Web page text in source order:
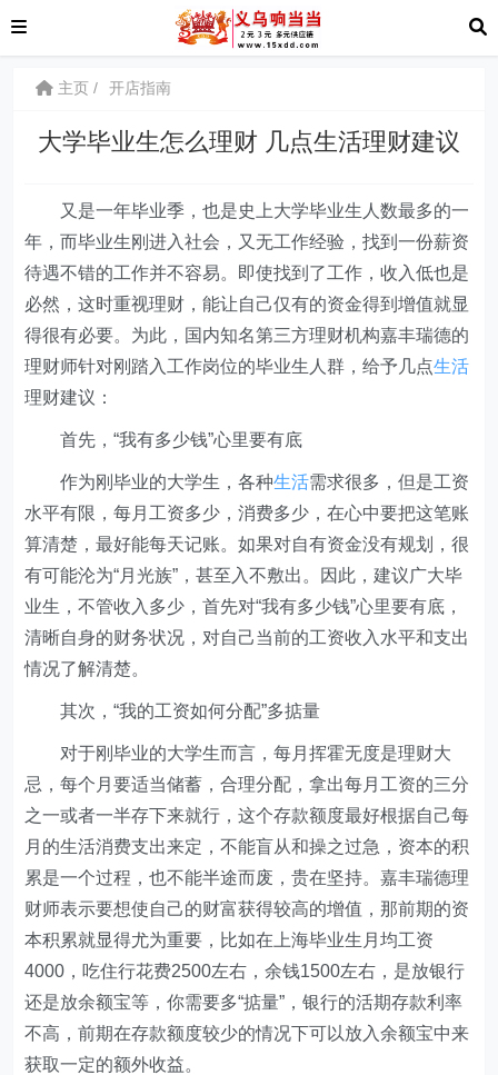
主页 开店指南
大学毕业生怎么理财 几点生活理财建议
又是一年毕业季，也是史上大学毕业生人数最多的一
年，而毕业生刚进入社会，又无工作经验，找到一份薪资
待遇不错的工作并不容易。即使找到了工作，收入低也是
必然，这时重视理财，能让自己仅有的资金得到增值就显
得很有必要。为此，国内知名第三方理财机构嘉丰瑞德的
理财师针对刚踏入工作岗位的毕业生人群，给予几点生活
理财建议：
首先，“我有多少钱”心里要有底
作为刚毕业的大学生，各种生活需求很多，但是工资
水平有限，每月工资多少，消费多少，在心中要把这笔账
算清楚，最好能每天记账。如果对自有资金没有规划，很
有可能沦为“月光族”，甚至入不敷出。因此，建议广大毕
业生，不管收入多少，首先对“我有多少钱”心里要有底，
清晰自身的财务状况，对自己当前的工资收入水平和支出
情况了解清楚。
其次，“我的工资如何分配”多掂量
对于刚毕业的大学生而言，每月挥霍无度是理财大
忌，每个月要适当储蓄，合理分配，拿出每月工资的三分
之一或者一半存下来就行，这个存款额度最好根据自己每
月的生活消费支出来定，不能盲从和操之过急，资本的积
累是一个过程，也不能半途而废，贵在坚持。嘉丰瑞德理
财师表示要想使自己的财富获得较高的增值，那前期的资
本积累就显得尤为重要，比如在上海毕业生月均工资
4000，吃住行花费2500左右，余钱1500左右，是放银行
还是放余额宝等，你需要多“掂量”，银行的活期存款利率
不高，前期在存款额度较少的情况下可以放入余额宝中来
获取一定的额外收益。